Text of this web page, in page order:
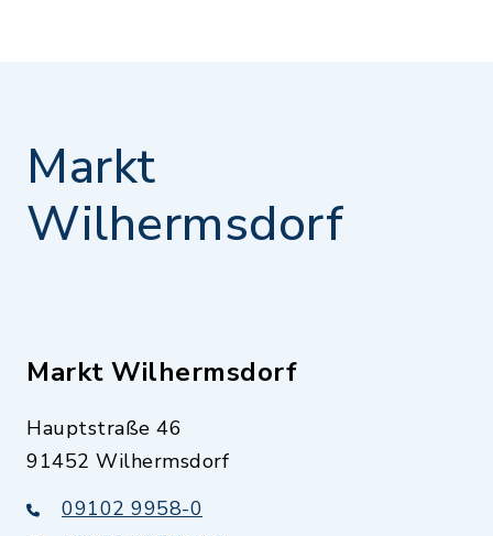
Markt
Wilhermsdorf
Markt Wilhermsdorf
Hauptstraße 46
91452 Wilhermsdorf
09102 9958-0